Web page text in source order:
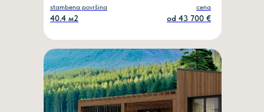
stambena površina
40.4 м2
cena
od 43 700 €